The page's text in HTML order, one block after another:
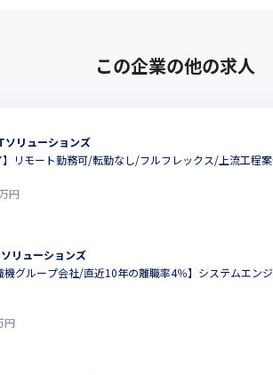
この企業の他の求人
ソリューションズ
】リモート勤務可/転勤なし/フルフレックス/上流工程
万円
リューションズ
機グループ会社/直近10年の離職率4％】システムエン
円